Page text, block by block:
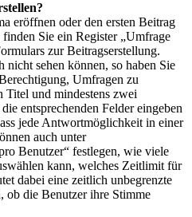
eröffnen oder den ersten Beitrag
finden Sie ein Register „Umfrage
zur Beitragserstellung.
nicht sehen können, so haben Sie
Umfragen zu
Titel und mindestens zwei
entsprechenden Felder eingeben
jede Antwortmöglichkeit in einer
auch unter
Benutzer“ festlegen, wie viele
kann, welches Zeitlimit für
dabei eine zeitlich unbegrenzte
ob die Benutzer ihre Stimme